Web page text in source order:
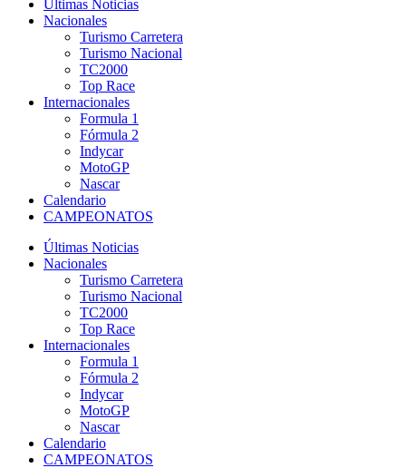
Últimas Noticias
Nacionales
Turismo Carretera
Turismo Nacional
TC2000
Top Race
Internacionales
Formula 1
Fórmula 2
Indycar
MotoGP
Nascar
Calendario
CAMPEONATOS
Últimas Noticias
Nacionales
Turismo Carretera
Turismo Nacional
TC2000
Top Race
Internacionales
Formula 1
Fórmula 2
Indycar
MotoGP
Nascar
Calendario
CAMPEONATOS